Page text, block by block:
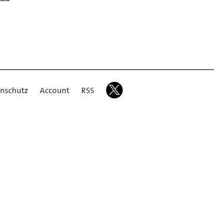
Account RSS